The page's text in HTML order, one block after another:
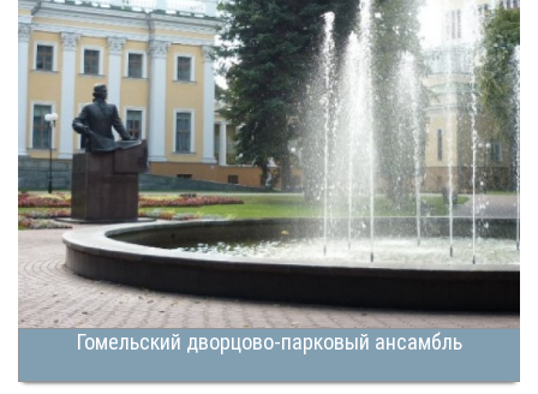
Гомельский дворцово-парковый ансамбль